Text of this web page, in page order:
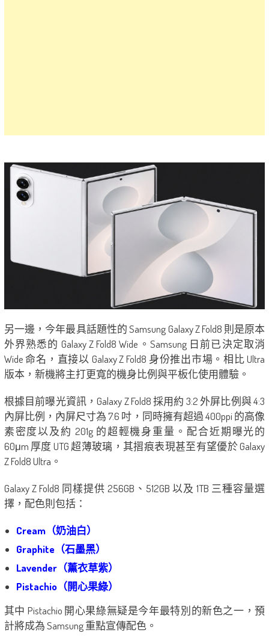
另一邊，今年最具話題性的 Samsung Galaxy Z Fold8 則是原本
外界熟悉的 Galaxy Z Fold8 Wide。Samsung 日前已決定取消
Wide 命名，直接以 Galaxy Z Fold8 身份推出市場。相比 Ultra
版本，新機將主打更寬的機身比例與平板化使用體驗。
根據目前曝光資訊，Galaxy Z Fold8 採用約 3:2 外屏比例與 4:3
內屏比例，內屏尺寸為 7.6 吋，同時擁有超過 400ppi 的高像
素密度以及約 201g 的超輕機身重量。配合近期曝光的
60μm 厚度 UTG 超薄玻璃，其摺痕表現甚至有望優於 Galaxy
Z Fold8 Ultra。
Galaxy Z Fold8 同樣提供 256GB、512GB 以及 1TB 三種容量選
擇，配色則包括：
Cream（奶油白）
Graphite（石墨黑）
Lavender（薰衣草紫）
Pistachio（開心果綠）
其中 Pistachio 開心果綠無疑是今年最特別的新色之一，預
計將成為 Samsung 重點宣傳配色。